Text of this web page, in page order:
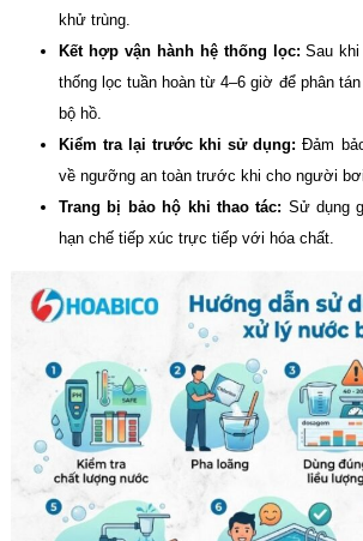
khử trùng.
Kết hợp vận hành hệ thống lọc: Sau
thống lọc tuần hoàn từ 4–6 giờ để phân
bộ hồ.
Kiểm tra lại trước khi sử dụng: Đảm
về ngưỡng an toàn trước khi cho người bơi
Trang bị bảo hộ khi thao tác: Sử dụng
hạn chế tiếp xúc trực tiếp với hóa chất.